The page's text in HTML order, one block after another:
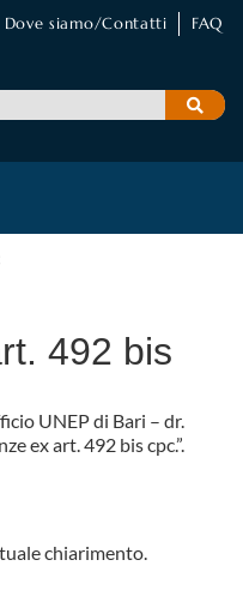
Dove siamo/Contatti FAQ
492 bis
UNEP di Bari – dr.
ex art. 492 bis cpc.”.
chiarimento.